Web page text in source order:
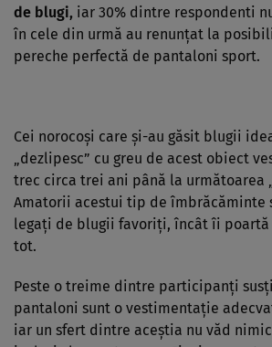
de blugi, iar 30% dintre respondenti
în cele din urmă au renunţat la
pereche perfectă de pantaloni sport.
Cei norocoşi care şi-au găsit blugii
„dezlipesc” cu greu de acest obiect
trec circa trei ani până la următoarea
Amatorii acestui tip de îmbrăcăminte
legaţi de blugii favoriţi, încât îi poartă
tot.
Peste o treime dintre participanţi
pantaloni sunt o vestimentaţie
iar un sfert dintre aceştia nu văd